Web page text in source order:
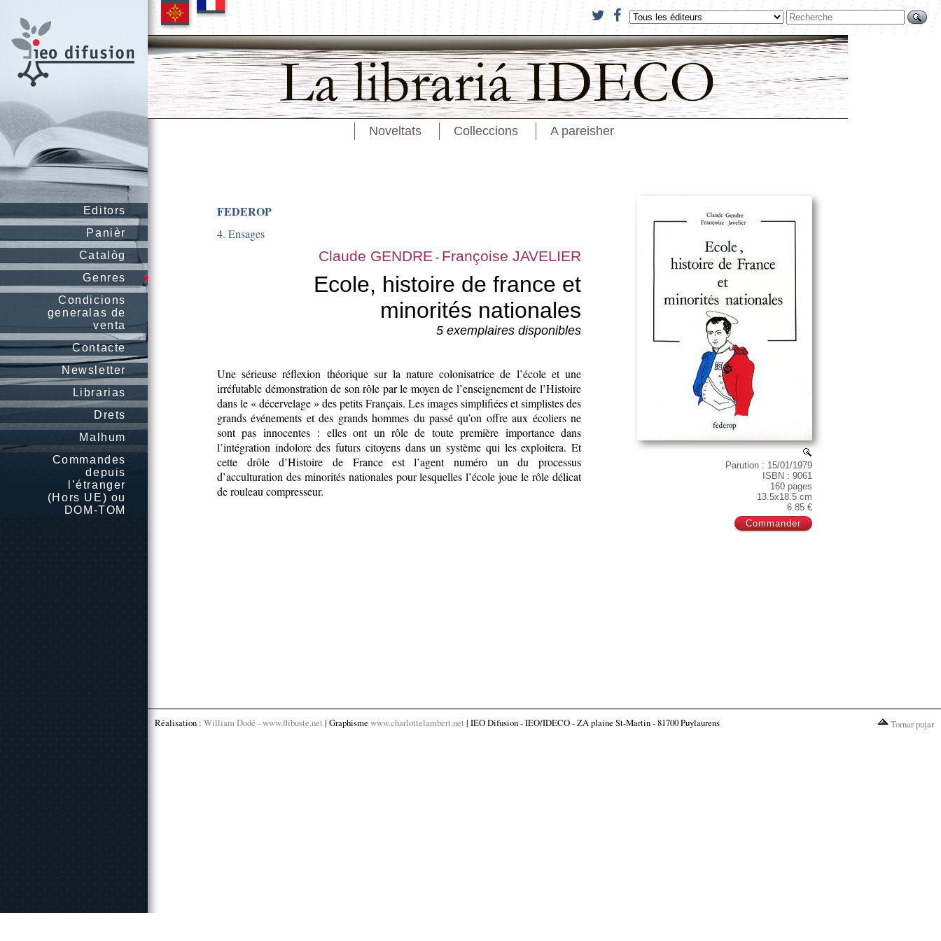
Editors
Panièr
Catalòg
Genres
Condicions
generalas de
venta
Contacte
Newsletter
Librarias
Drets
Malhum
Commandes
depuis
l’étranger
(Hors UE) ou
DOM-TOM
Noveltats Colleccions A pareisher
Parution : 15/01/1979
ISBN : 9061
160 pages
13.5x18.5 cm
6.85 €
FEDEROP
4. Ensages
Claude GENDRE - Françoise JAVELIER
Ecole, histoire de france et
minorités nationales
5 exemplaires disponibles
Une sérieuse réflexion théorique sur la nature colonisatrice de l’école et une
irréfutable démonstration de son rôle par le moyen de l’enseignement de l’Histoire
dans le « décervelage » des petits Français. Les images simplifiées et simplistes des
grands événements et des grands hommes du passé qu’on offre aux écoliers ne
sont pas innocentes : elles ont un rôle de toute première importance dans
l’intégration indolore des futurs citoyens dans un système qui les exploitera. Et
cette drôle d’Histoire de France est l’agent numéro un du processus
d’acculturation des minorités nationales pour lesquelles l’école joue le rôle délicat
de rouleau compresseur.
Réalisation : William Dodé - www.flibuste.net | Graphisme www.charlottelambert.net | IEO Difusion - IEO/IDECO - ZA plaine St-Martin - 81700 Puylaurens Tornar pujar